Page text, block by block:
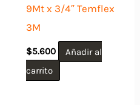
9Mt x 3/4″ Temflex
3M
$5.600
Añadir al
carrito